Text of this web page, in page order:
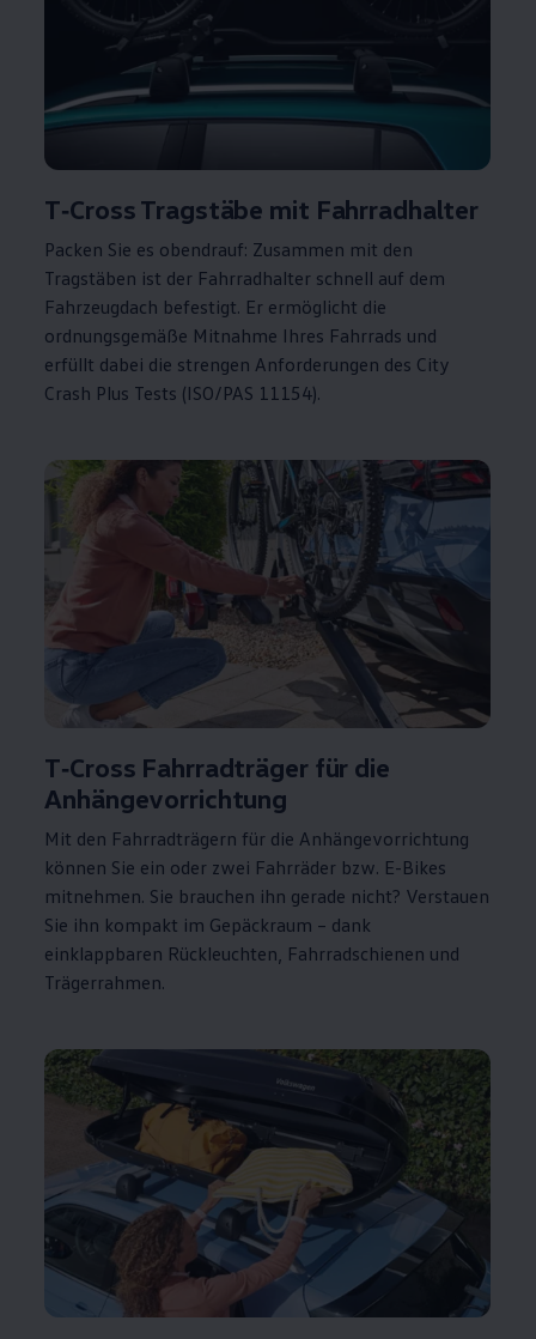
T‑CrossTragstäbe mit Fahrradhalter
Packen Sie es obendrauf: Zusammen mit den
Tragstäben ist der Fahrradhalter schnell auf dem
Fahrzeugdach befestigt. Er ermöglicht die
ordnungsgemäße Mitnahme Ihres Fahrrads und
erfüllt dabei die strengen Anforderungen des City
Crash Plus Tests (ISO/PAS 11154).
T‑Cross Fahrradträger für die
Anhängevorrichtung
Mit den Fahrradträgern für die Anhängevorrichtung
können Sie ein oder zwei Fahrräder bzw. E-Bikes
mitnehmen. Sie brauchen ihn gerade nicht? Verstauen
Sie ihn kompakt im Gepäckraum – dank
einklappbaren Rückleuchten, Fahrradschienen und
Trägerrahmen.